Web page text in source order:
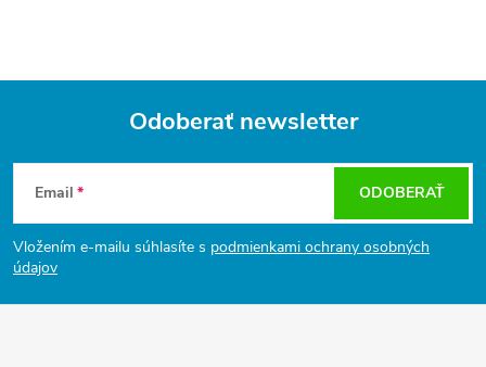
e
Odoberať newsletter
Email
Vložením e-mailu súhlasíte s podmienkami ochrany osobných
údajov
ODOBERAŤ